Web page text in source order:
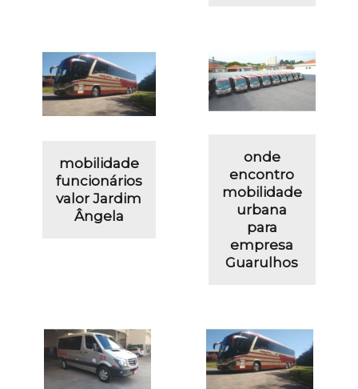
mobilidade
funcionários
valor Jardim
Ângela
onde
encontro
mobilidade
urbana
para
empresa
Guarulhos